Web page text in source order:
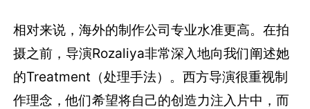
相对来说，海外的制作公司专业水准更高。在拍
摄之前，导演Rozaliya非常深入地向我们阐述她
的Treatment（处理手法）。西方导演很重视制
作理念，他们希望将自己的创造力注入片中，而